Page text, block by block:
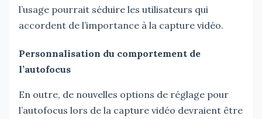
l’usage pourrait séduire les utilisateurs qui
accordent de l’importance à la capture vidéo.
Personnalisation du comportement de
l’autofocus
En outre, de nouvelles options de réglage pour
l’autofocus lors de la capture vidéo devraient être